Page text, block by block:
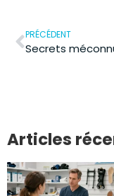
PRÉCÉDENT
Articles